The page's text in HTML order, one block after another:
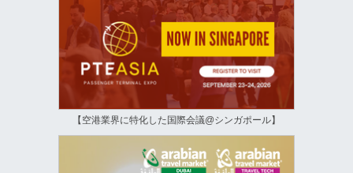
【空港業界に特化した国際会議@シンガポール】